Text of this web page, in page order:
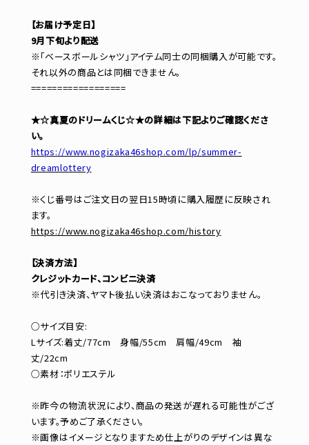
【お届け予定日】
9月下旬より配送
※「ベースボールシャツ」アイテム同士の同梱購入が可能です。
それ以外の商品とは同梱できません。
==================
★☆真夏のドリームくじ☆★の詳細は下記よりご確認くださ
い。
https://www.nogizaka46shop.com/lp/summer-
dreamlottery
※くじ番号はご注文日の翌日15時頃に購入履歴に反映され
ます。
https://www.nogizaka46shop.com/history
【決済方法】
クレジットカード、コンビニ決済
※代引き決済、ヤマト後払い決済はおこなっておりません。
○サイズ目安:
Lサイズ:着丈/77cm 身幅/55cm 肩幅/49cm 袖
丈/22cm
○素材：ポリエステル
※昨今の物流状況により、商品の発送が遅れる可能性がござ
います。予めご了承ください。
※画像はイメージとなりますため仕上がりのデザインは異な